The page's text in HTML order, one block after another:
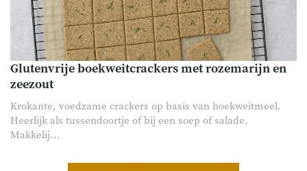
Glutenvrije boekweitcrackers met rozemarijn en
zeezout
Krokante, voedzame crackers op basis van boekweitmeel.
Heerlijk als tussendoortje of bij een soep of salade.
Makkelij...